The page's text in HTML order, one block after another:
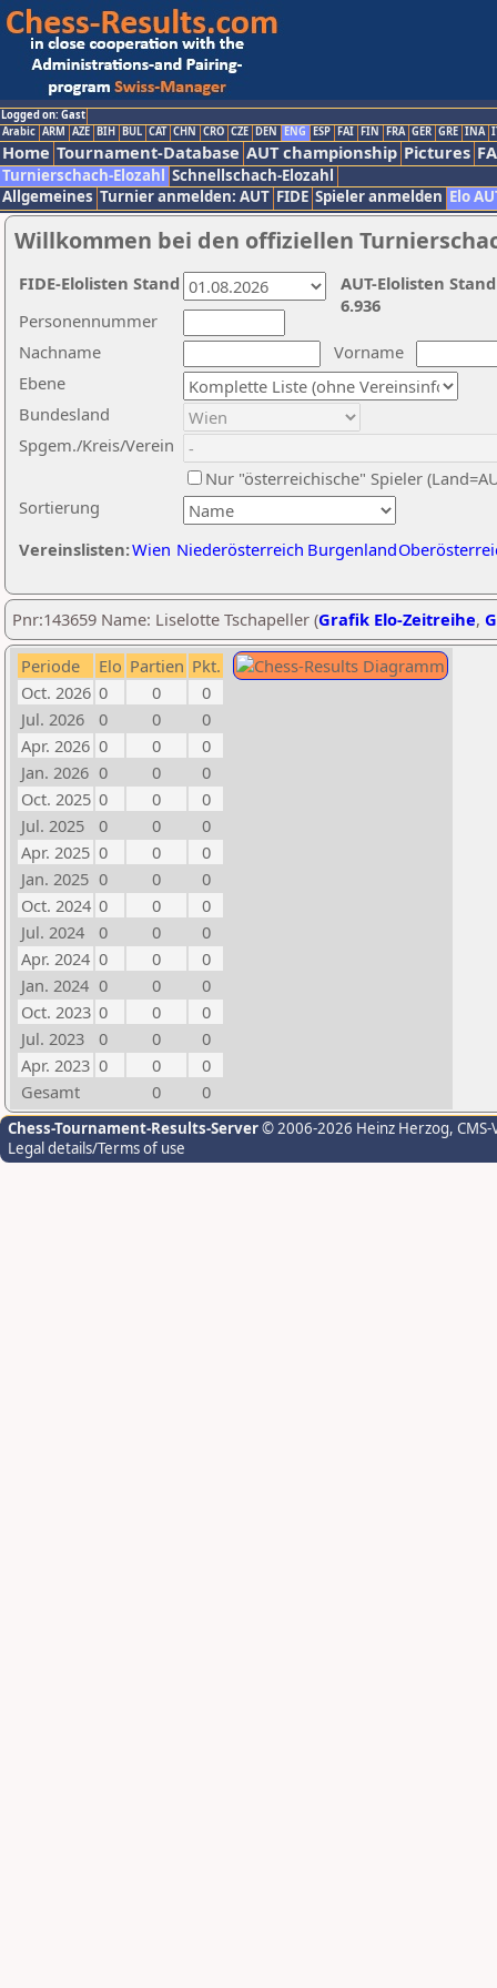
Logged on: Gast
Arabic ARM AZE BIH BUL CAT CHN CRO CZE DEN ENG ESP FAI FIN FRA GER GRE INA
Home Tournament-Database AUT championship Pictures
Turnierschach-Elozahl Schnellschach-Elozahl
Allgemeines Turnier anmelden: AUT FIDE Spieler anmelden Elo
Willkommen bei den offiziellen
Nachname
Vorname
Ebene
Sortierung
Personennummer
Bundesland
Spgem./Kreis/Verein
Nur "österreichische" Spieler
Vereinslisten:Wien Niederösterreich Burgenland
AUT-Elolisten
6.936
FIDE-Elolisten Stand
Pnr:143659 Name: Liselotte Tschapeller (Grafik Elo-Zeitreihe,
Periode Elo Partien Pkt.
Oct. 2026 0 0
0
Jul. 2026
0 0
0
Apr. 2026 0 0
0
Jan. 2026 0 0
0
Oct. 2025 0 0
0
Jul. 2025
0 0
0
Apr. 2025 0 0
0
Jan. 2025 0 0
0
Oct. 2024 0 0
0
Jul. 2024
0 0
0
Apr. 2024 0 0
0
Jan. 2024 0 0
0
Oct. 2023 0 0
0
Jul. 2023
0 0
0
Apr. 2023 0 0
0
Gesamt
0 0
Chess-Tournament-Results-Server© 2006-2026 Heinz Herzog,
Legal details/Terms of use